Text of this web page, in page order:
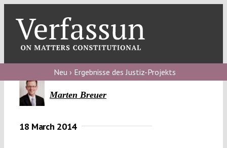
content
blog
Verfassungs
Verfassungs
Neu › Ergebnisse des Justiz-Projekts
Marten Breuer
18 March 2014